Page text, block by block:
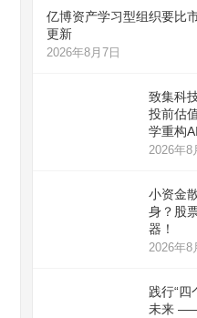
亿博资产学习型组织要比
更新
2026年8月7日
致集科
投前估
学重构
2026年8
小资金
身？股
器！
2026年8
践行“四
未来